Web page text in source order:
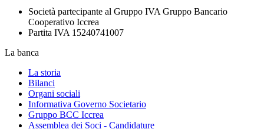
Società partecipante al Gruppo IVA Gruppo Bancario
Cooperativo Iccrea
Partita IVA 15240741007
La banca
La storia
Bilanci
Organi sociali
Informativa Governo Societario
Gruppo BCC Iccrea
Assemblea dei Soci - Candidature